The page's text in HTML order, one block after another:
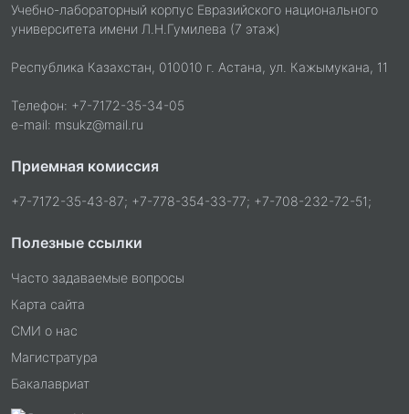
Учебно-лабораторный корпус Евразийского национального
университета имени Л.Н.Гумилева (7 этаж)
Республика Казахстан, 010010 г. Астана, ул. Кажымукана, 11
Телефон: +7-7172-35-34-05
e-mail: msukz@mail.ru
Приемная комиссия
+7-7172-35-43-87; +7-778-354-33-77; +7-708-232-72-51;
Полезные ссылки
Часто задаваемые вопросы
Карта сайта
СМИ о нас
Магистратура
Бакалавриат